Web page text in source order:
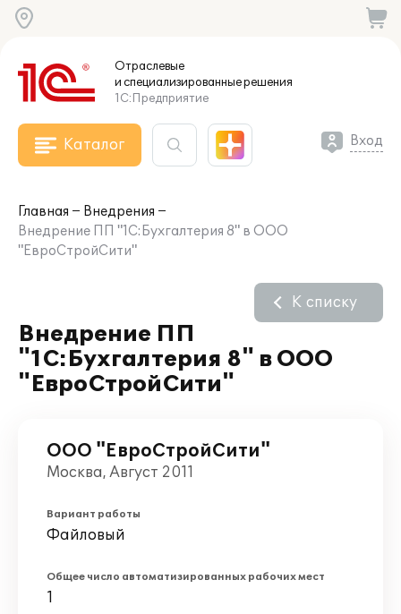
Отраслевые
и специализированныерешения
1С:Предприятие
Каталог Вход
Главная
Внедрения
Внедрение ПП "1С:Бухгалтерия 8" в ООО
"ЕвроСтройСити"
Внедрение ПП
"1С:Бухгалтерия 8" в ООО
"ЕвроСтройСити"
К списку
ООО "ЕвроСтройСити"
Москва, Август 2011
Вариант работы
Файловый
Общее число автоматизированных рабочих мест
1